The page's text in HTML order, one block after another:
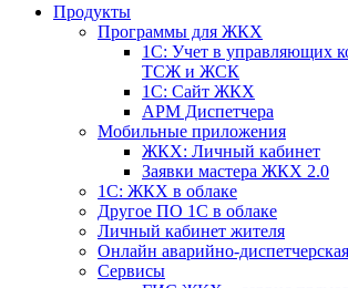
Продукты
Программы для ЖКХ
1С: Учет в управляющих
ТСЖ и ЖСК
1С: Сайт ЖКХ
АРМ Диспетчера
Мобильные приложения
ЖКХ: Личный кабинет
Заявки мастера ЖКХ 2.0
1С: ЖКХ в облаке
Другое ПО 1С в облаке
Личный кабинет жителя
Онлайн аварийно-
Сервисы